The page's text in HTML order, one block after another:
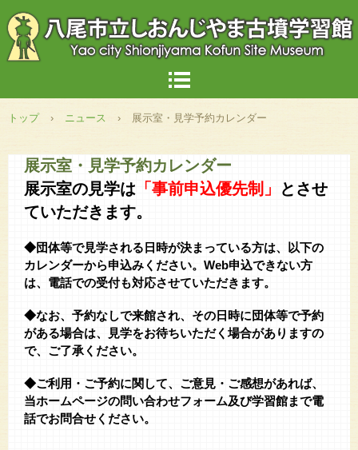
トップ › ニュース › 展示室・見学予約カレンダー
展示室・見学予約カレンダー
展示室の見学は 「事前申込優先制」
とさせ
ていただきます。
◆団体等で見学される日時が決まっている方は、以下の
カレンダーから申込みください。Web申込できない方
は、電話での受付も対応させていただきます。
◆なお、予約なしで来館され、その日時に団体等で予約
がある場合は、見学をお待ちいただく場合がありますの
で、ご了承ください。
◆ご利用・ご予約に関して、ご意見・ご感想があれば、
当ホームページの問い合わせフォーム及び学習館まで電
話でお問合せください。